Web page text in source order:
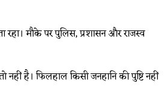
मौके पर पुलिस, प्रशासन और राजस्व
है। फिलहाल किसी जनहानि की पुष्टि नहीं